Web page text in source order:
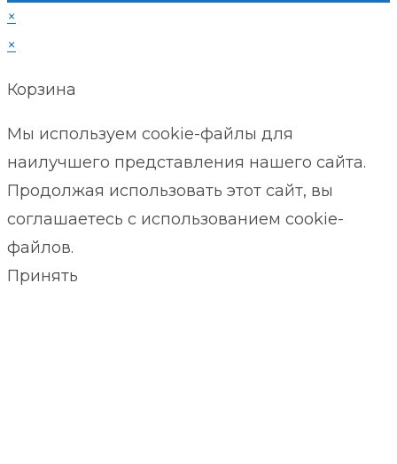
×
×
Корзина
Мы используем cookie-файлы для
наилучшего представления нашего сайта.
Продолжая использовать этот сайт, вы
соглашаетесь с использованием cookie-
файлов.
Принять